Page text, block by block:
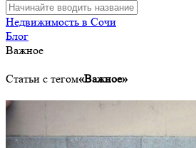
Недвижимость в Сочи
Блог
Важное
Статьи с тегом«Важное»